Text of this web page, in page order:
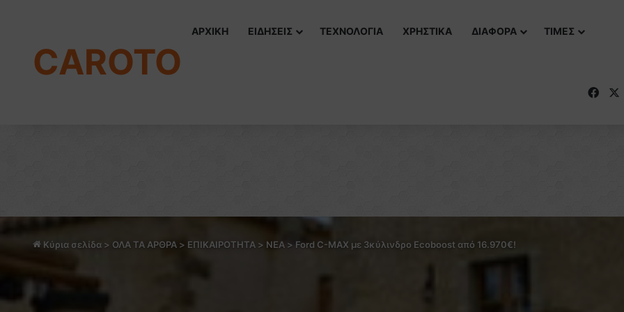
CAROTO
ΑΡΧΙΚΗ ΕΙΔΗΣΕΙΣ ΤΕΧΝΟΛΟΓΙΑ ΧΡΗΣΤΙΚΑ ΔΙΑΦΟΡΑ ΤΙΜΕΣ
Κύρια σελίδα > ΟΛΑ ΤΑ ΑΡΘΡΑ > ΕΠΙΚΑΙΡΟΤΗΤΑ > NEA > Ford C-MAX με 3κύλινδρο Ecoboost από 16.970€!